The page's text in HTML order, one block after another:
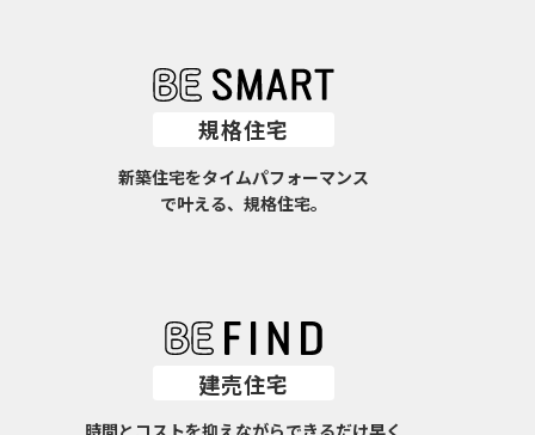
規格住宅
新築住宅をタイムパフォーマンス
で叶える、規格住宅。
建売住宅